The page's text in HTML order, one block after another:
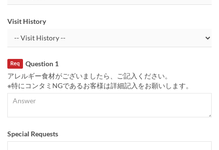
Visit History
Question 1
Req
アレルギー食材がございましたら、ご記入ください。
※特にコンタミNGであるお客様は詳細記入をお願いします。
Special Requests